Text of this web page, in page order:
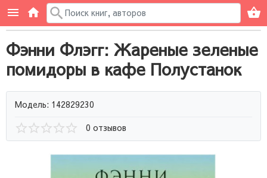
Фэнни Флэгг: Жареные зеленые
помидоры в кафе Полустанок
Модель: 142829230
0 отзывов